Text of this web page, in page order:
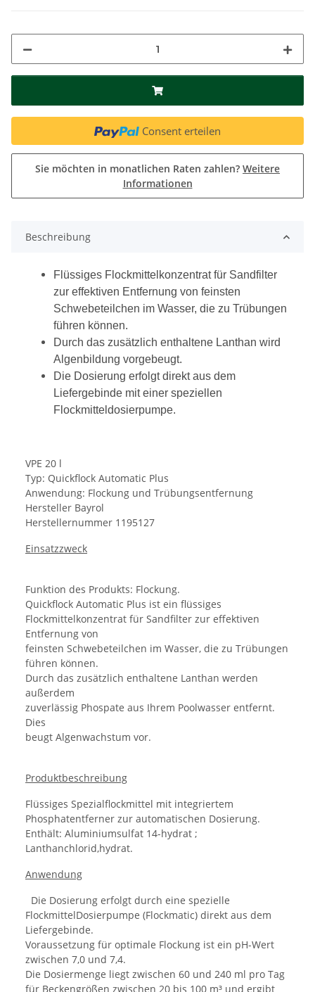
Consent erteilen
Sie möchten in monatlichen Raten zahlen? Weitere
Informationen
Beschreibung
Flüssiges Flockmittelkonzentrat für Sandfilter
zur effektiven Entfernung von feinsten
Schwebeteilchen im Wasser, die zu Trübungen
führen können.
Durch das zusätzlich enthaltene Lanthan wird
Algenbildung vorgebeugt.
Die Dosierung erfolgt direkt aus dem
Liefergebinde mit einer speziellen
Flockmitteldosierpumpe.
VPE 20 l
Typ: Quickflock Automatic Plus
Anwendung: Flockung und Trübungsentfernung
Hersteller Bayrol
Herstellernummer 1195127
Einsatzzweck
Funktion des Produkts: Flockung.
Quickflock Automatic Plus ist ein flüssiges
Flockmittelkonzentrat für Sandfilter zur effektiven
Entfernung von
feinsten Schwebeteilchen im Wasser, die zu Trübungen
führen können.
Durch das zusätzlich enthaltene Lanthan werden
außerdem
zuverlässig Phospate aus Ihrem Poolwasser entfernt.
Dies
beugt Algenwachstum vor.
Produktbeschreibung
Flüssiges Spezialflockmittel mit integriertem
Phosphatentferner zur automatischen Dosierung.
Enthält: Aluminiumsulfat 14-hydrat ;
Lanthanchlorid,hydrat.
Anwendung
Die Dosierung erfolgt durch eine spezielle
FlockmittelDosierpumpe (Flockmatic) direkt aus dem
Liefergebinde.
Voraussetzung für optimale Flockung ist ein pH-Wert
zwischen 7,0 und 7,4.
Die Dosiermenge liegt zwischen 60 und 240 ml pro Tag
für Beckengrößen zwischen 20 bis 100 m³ und ergibt